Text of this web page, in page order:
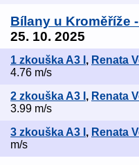
Bílany u Kroměříže
25. 10. 2025
1 zkouška A3 I , Renata
4.76 m/s
2 zkouška A3 I , Renata
3.99 m/s
3 zkouška A3 I , Renata
m/s